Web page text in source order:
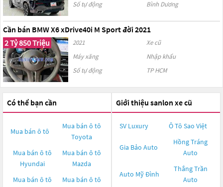
Số tự động
Bình Dương
Cần bán BMW X6 xDrive40i M Sport đời 2021
2 Tỷ 850 Triệu
2021
Xe cũ
Máy xăng
Nhập khẩu
Số tự động
TP HCM
Có thể bạn cần
Mua bán ô tô
Mua bán ô tô
Toyota
Mua bán ô tô
Hyundai
Mua bán ô tô
Mazda
Mua bán ô tô
Mua bán ô tô
Giới thiệu sanlon xe cũ
SV Luxury Ô Tô Sao Việt
Gia Bảo Auto
Hồng Tráng
Auto
Auto Mỹ Đình
Thắng Trần
Auto